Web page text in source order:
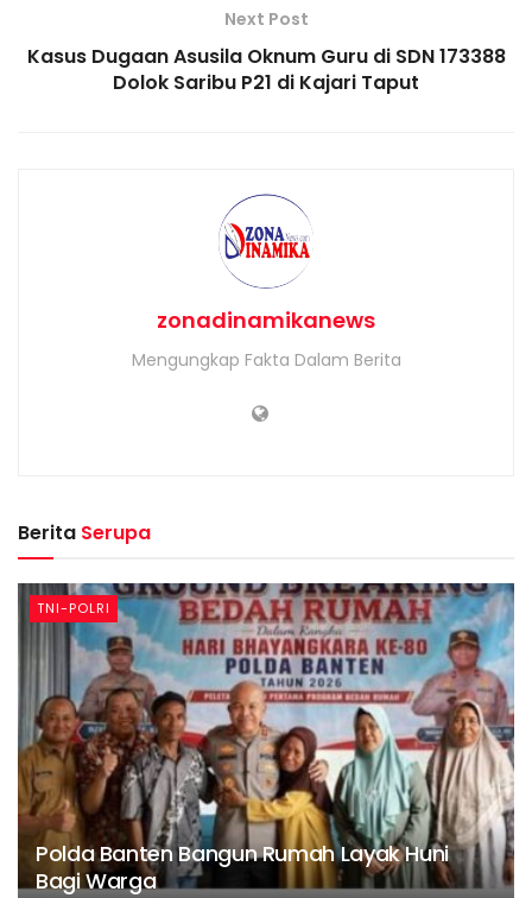
Next Post
Kasus Dugaan Asusila Oknum Guru di SDN 173388
Dolok Saribu P21 di Kajari Taput
zonadinamikanews
Mengungkap Fakta Dalam Berita
Berita Serupa
TNI-POLRI
Polda Banten Bangun Rumah Layak Huni
Bagi Warga